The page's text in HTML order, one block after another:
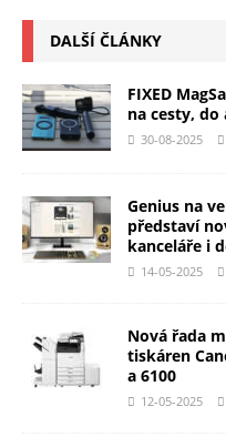
DALŠÍ ČLÁNKY
FIXED
na cesty,
30-08-2025
Genius na
představí
kanceláře i
14-05-2025
Nová řada
tiskáren
a 6100
12-05-2025